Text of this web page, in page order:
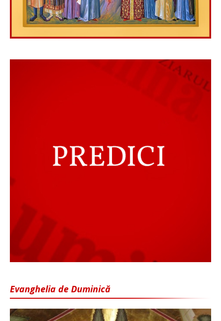
Evanghelia de Duminică